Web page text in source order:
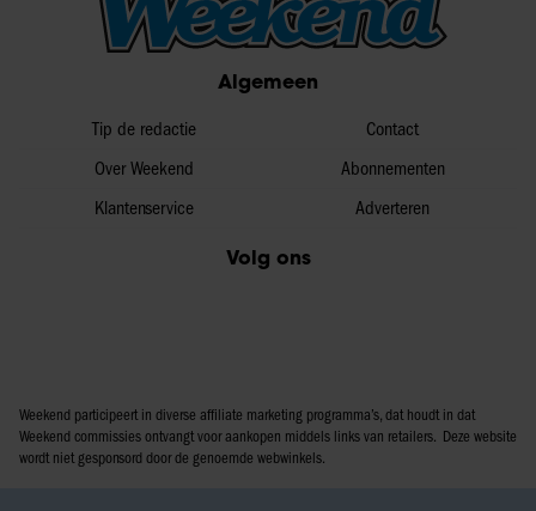
Algemeen
Tip de redactie
Over Weekend
Klantenservice
Contact
Abonnementen
Adverteren
Volg ons
Weekend participeert in diverse affiliate marketing programma’s, dat houdt in dat
Weekend commissies ontvangt voor aankopen middels links van retailers. Deze website
wordt niet gesponsord door de genoemde webwinkels.